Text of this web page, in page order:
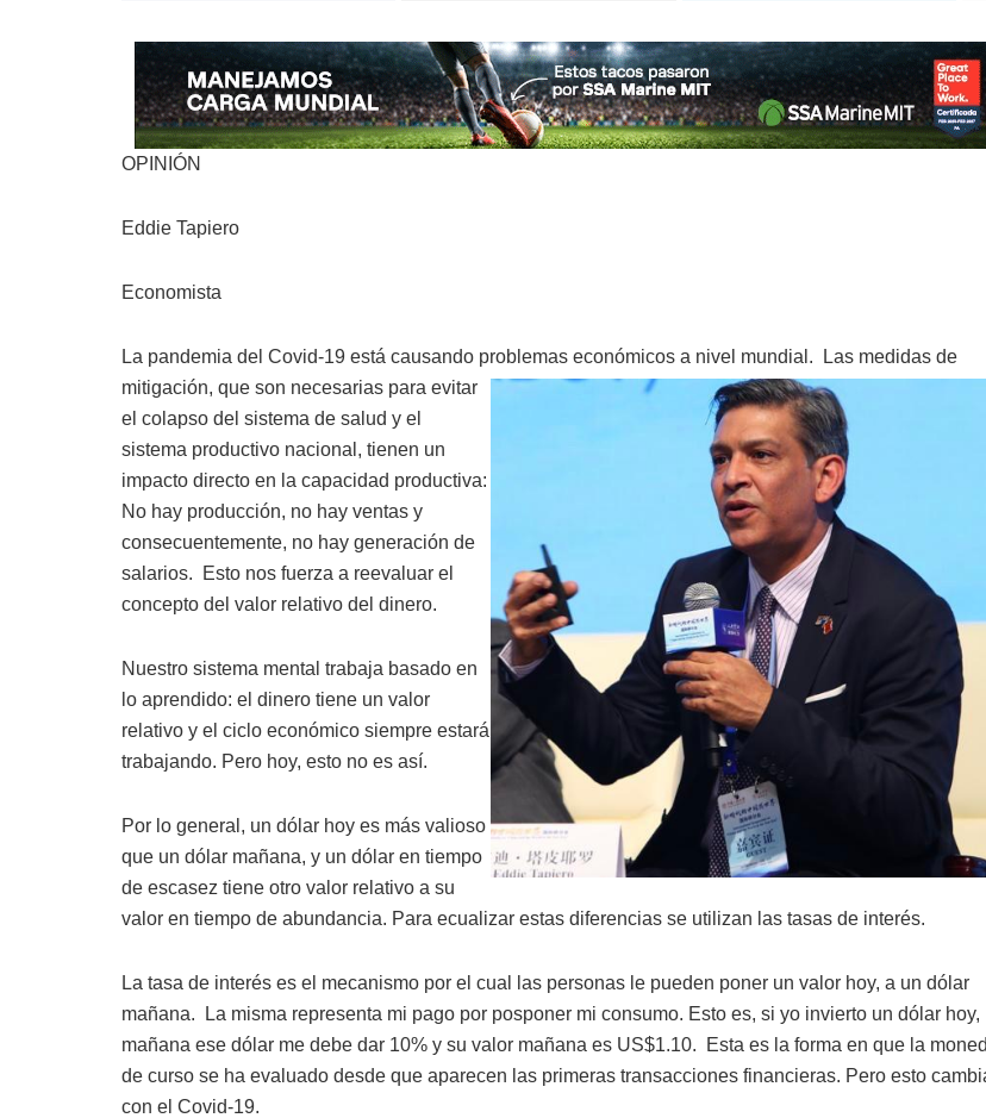
OPINIÓN
Eddie Tapiero
Economista
La pandemia del Covid-19 está causando problemas económicos a nivel mundial.
Las medidas de
mitigación, que son necesarias para evitar
el colapso del sistema de salud y el
sistema productivo nacional, tienen un
impacto directo en la capacidad productiva:
No hay producción, no hay ventas y
consecuentemente, no hay generación de
salarios.
Esto nos fuerza a reevaluar el
concepto del valor relativo del dinero.
Nuestro sistema mental trabaja basado en
lo aprendido: el dinero tiene un valor
relativo y el ciclo económico siempre estará
trabajando. Pero hoy, esto no es así.
Por lo general, un dólar hoy es más valioso
que un dólar mañana, y un dólar en tiempo
de escasez tiene otro valor relativo a su
valor en tiempo de abundancia. Para ecualizar estas diferencias se utilizan las tasas de interés.
La tasa de interés es el mecanismo por el cual las personas le pueden poner un valor hoy, a un dólar
mañana.
La misma representa mi pago por posponer mi consumo. Esto es, si yo invierto un dólar hoy,
mañana ese dólar me debe dar 10% y su valor mañana es US$1.10.
Esta es la forma en que la
de curso se ha evaluado desde que aparecen las primeras transacciones financieras. Pero esto
con el Covid-19.